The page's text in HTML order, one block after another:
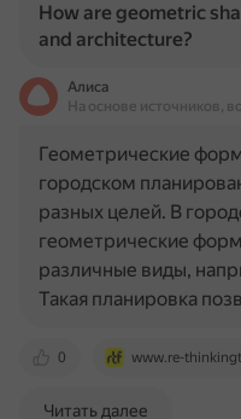
How are geometric
and architecture?
Алиса
На основе источников,
0 www.re-
Геометрические
городском
разных целей. В
геометрические
различные виды,
Такая планировка
Читать далее